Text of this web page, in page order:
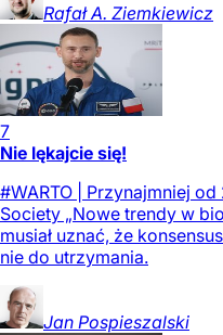
Rafał A. Ziemkiewicz
7
Nie lękajcie się!
#WARTO | Przynajmniej
Society „Nowe trendy w
musiał uznać, że
nie do utrzymania.
Jan Pospieszalski